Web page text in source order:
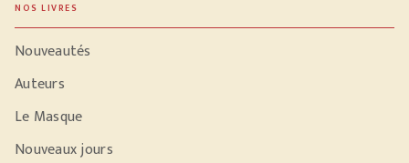
NOS LIVRES
Nouveautés
Auteurs
Le Masque
Nouveaux jours